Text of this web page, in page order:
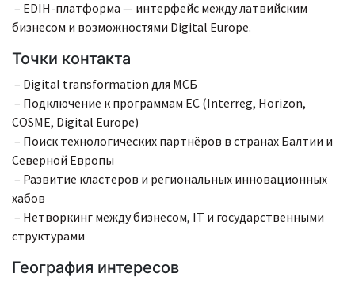
– EDIH-платформа — интерфейс между латвийским
бизнесом и возможностями Digital Europe.
Точки контакта
– Digital transformation для МСБ
– Подключение к программам ЕС (Interreg, Horizon,
COSME, Digital Europe)
– Поиск технологических партнёров в странах Балтии и
Северной Европы
– Развитие кластеров и региональных инновационных
хабов
– Нетворкинг между бизнесом, IT и государственными
структурами
География интересов